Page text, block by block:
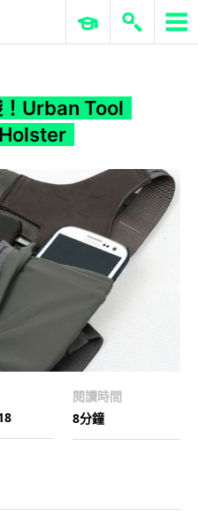
ERP 與商業 AI
Urban Tool
閱讀時間
8分鐘